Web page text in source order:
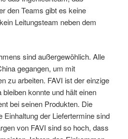
den Teams gibt es keine
Leitungsteam neben dem
sind außergewöhlich. Alle
gegangen, um mit
zu arbeiten. FAVI ist der einzige
konnte und hält einen
bei seinen Produkten. Die
Einhaltung der Liefertermine sind
von FAVI sind so hoch, dass